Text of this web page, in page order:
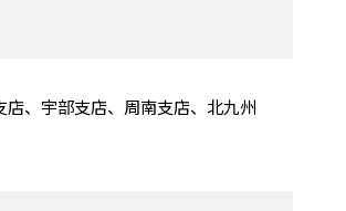
店、宇部支店、周南支店、北九州